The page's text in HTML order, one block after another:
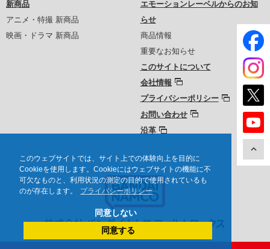
このウェブサイトでは、サイト上での体験向上を目的に
Cookieを使用します。Cookieにはウェブサイトの機能に不
可欠なものと、利用状況の測定の目的で使用されているも
のが存在します。
プライバシーポリシー
同意しない
同意する
新商品
アニメ・特撮 新商品
映画・ドラマ 新商品
エモーションレーベルからのお知
らせ
商品情報
重要なお知らせ
このサイトについて
会社情報
プライバシーポリシー
お問い合わせ
沿革